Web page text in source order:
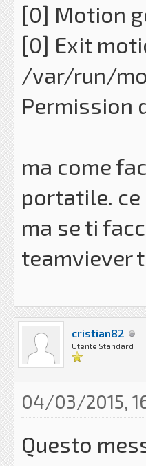
[0] Motion
[0] Exit
/var/
Permission
ma come
portatile. ce
ma se ti
teamviever
cristian82
Utente Standard
04/03/2015,
Questo